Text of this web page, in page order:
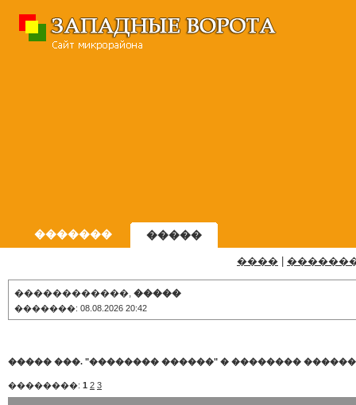
������� �����
����
������������, �����
�������: 08.08.2026 20:42
����� ���. "�������� ������" � ��������
��������: 1 2 3